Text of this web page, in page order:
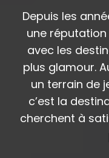
Depuis les
une
avec les
plus glamour.
un terrain de
c’est la
cherchent à